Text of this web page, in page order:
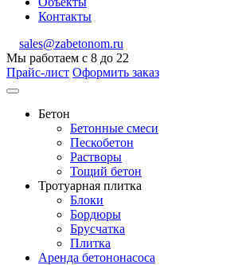
Контакты
sales@zabetonom.ru
Мы работаем с 8 до 22
Прайс-лист Оформить заказ
Бетон
Бетонные смеси
Пескобетон
Растворы
Тощий бетон
Тротуарная плитка
Блоки
Бордюры
Брусчатка
Плитка
Аренда бетононасоса